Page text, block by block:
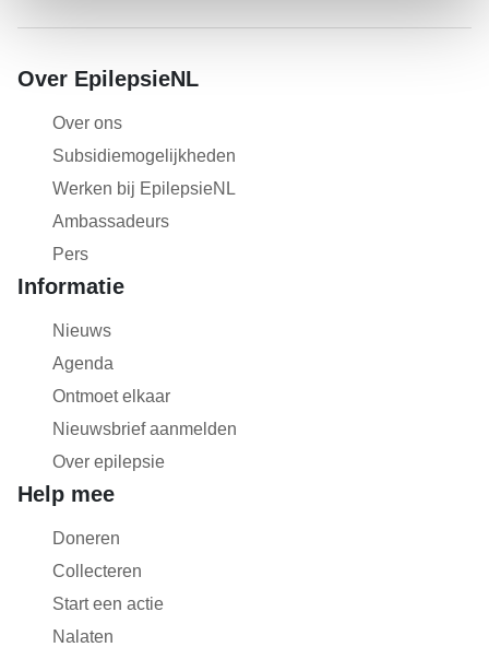
Over EpilepsieNL
Over ons
Subsidiemogelijkheden
Werken bij EpilepsieNL
Ambassadeurs
Pers
Informatie
Nieuws
Agenda
Ontmoet elkaar
Nieuwsbrief aanmelden
Over epilepsie
Help mee
Doneren
Collecteren
Start een actie
Nalaten